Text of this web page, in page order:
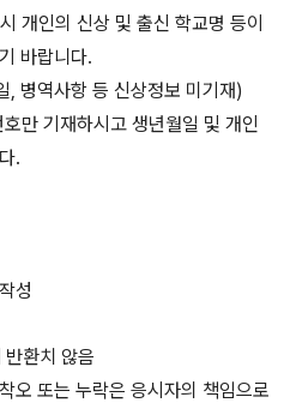
개인의 신상 및 출신 학교명 등이
바랍니다.
, 병역사항 등 신상정보 미기재)
만 기재하시고 생년월일 및 개인
.
성
환치 않음
오 또는 누락은 응시자의 책임으로